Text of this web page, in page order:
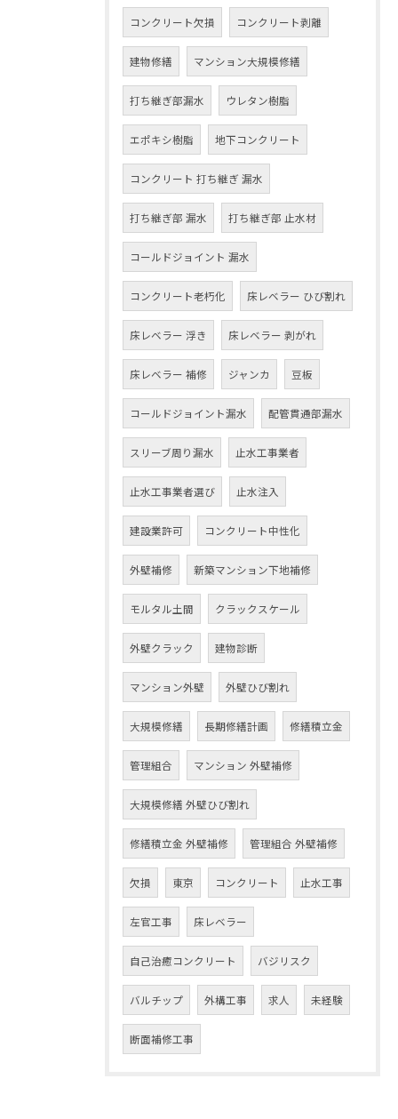
コンクリート欠損 コンクリート剥離
建物修繕 マンション大規模修繕
打ち継ぎ部漏水 ウレタン樹脂
エポキシ樹脂 地下コンクリート
コンクリート 打ち継ぎ 漏水
打ち継ぎ部 漏水 打ち継ぎ部 止水材
コールドジョイント 漏水
コンクリート老朽化 床レベラー ひび割れ
床レベラー 浮き 床レベラー 剥がれ
床レベラー 補修 ジャンカ 豆板
コールドジョイント漏水 配管貫通部漏水
スリーブ周り漏水 止水工事業者
止水工事業者選び 止水注入
建設業許可 コンクリート中性化
外壁補修 新築マンション下地補修
モルタル土間 クラックスケール
外壁クラック 建物診断
マンション外壁 外壁ひび割れ
大規模修繕 長期修繕計画 修繕積立金
管理組合 マンション 外壁補修
大規模修繕 外壁ひび割れ
修繕積立金 外壁補修 管理組合 外壁補修
欠損 東京 コンクリート 止水工事
左官工事 床レベラー
自己治癒コンクリート バジリスク
バルチップ 外構工事 求人 未経験
断面補修工事